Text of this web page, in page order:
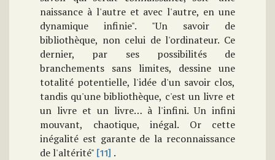
naissance à l'autre et avec l'autre, en une
dynamique infinie". "Un savoir de
bibliothèque, non celui de l'ordinateur. Ce
dernier, par ses possibilités de
branchements sans limites, dessine une
totalité potentielle, l'idée d'un savoir clos,
tandis qu'une bibliothèque, c'est un livre et
un livre et un livre… à l'infini. Un infini
mouvant, chaotique, inégal. Or cette
inégalité est garante de la reconnaissance
de l'altérité" [11] .